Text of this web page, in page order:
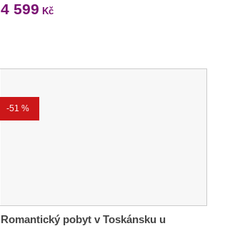
4 599 Kč
-51 %
Romantický pobyt v Toskánsku u